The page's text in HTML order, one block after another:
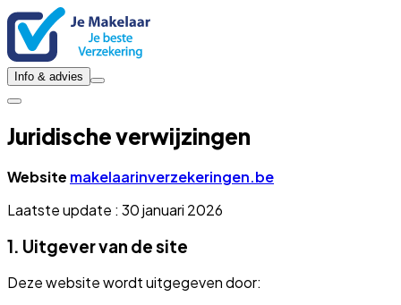
Info & advies
Juridische verwijzingen
Website makelaarinverzekeringen.be
Laatste update : 30 januari 2026
1. Uitgever van de site
Deze website wordt uitgegeven door: